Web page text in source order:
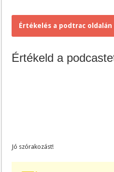
Értékelés a podtrac oldalán
Értékeld a
Jó szórakozást!